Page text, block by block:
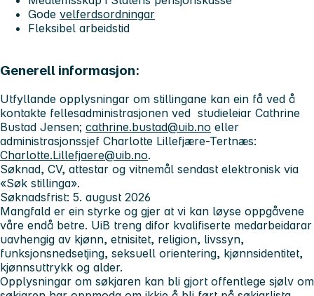
Gode velferdsordningar
Fleksibel arbeidstid
Generell informasjon:
Utfyllande opplysningar om stillingane kan ein få ved å
kontakte fellesadministrasjonen ved studieleiar Cathrine
Bustad Jensen; cathrine.bustad@uib.no eller
administrasjonssjef Charlotte Lillefjære-Tertnæs:
Charlotte.Lillefjaere@uib.no.
Søknad, CV, attestar og vitnemål sendast elektronisk via
«Søk stillinga».
Søknadsfrist: 5. august 2026
Mangfald er ein styrke og gjer at vi kan løyse oppgåvene
våre endå betre. UiB treng difor kvalifiserte medarbeidarar
uavhengig av kjønn, etnisitet, religion, livssyn,
funksjonsnedsetjing, seksuell orientering, kjønnsidentitet,
kjønnsuttrykk og alder.
Opplysningar om søkjaren kan bli gjort offentlege sjølv om